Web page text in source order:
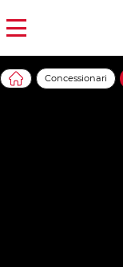
Concessionari